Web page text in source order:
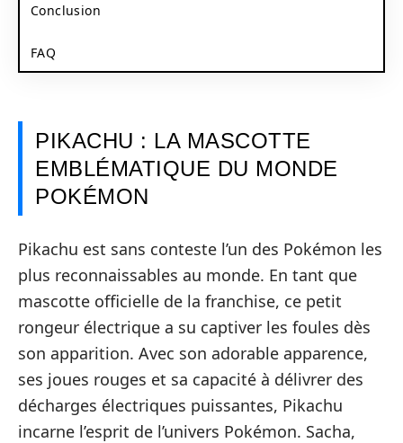
Conclusion
FAQ
PIKACHU : LA MASCOTTE
EMBLÉMATIQUE DU MONDE
POKÉMON
Pikachu est sans conteste l’un des Pokémon les
plus reconnaissables au monde. En tant que
mascotte officielle de la franchise, ce petit
rongeur électrique a su captiver les foules dès
son apparition. Avec son adorable apparence,
ses joues rouges et sa capacité à délivrer des
décharges électriques puissantes, Pikachu
incarne l’esprit de l’univers Pokémon. Sacha,